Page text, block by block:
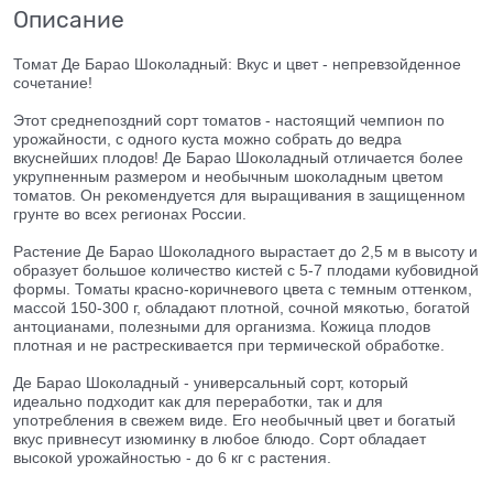
Описание
Томат Де Барао Шоколадный: Вкус и цвет - непревзойденное
сочетание!
Этот среднепоздний сорт томатов - настоящий чемпион по
урожайности, с одного куста можно собрать до ведра
вкуснейших плодов! Де Барао Шоколадный отличается более
укрупненным размером и необычным шоколадным цветом
томатов. Он рекомендуется для выращивания в защищенном
грунте во всех регионах России.
Растение Де Барао Шоколадного вырастает до 2,5 м в высоту и
образует большое количество кистей с 5-7 плодами кубовидной
формы. Томаты красно-коричневого цвета с темным оттенком,
массой 150-300 г, обладают плотной, сочной мякотью, богатой
антоцианами, полезными для организма. Кожица плодов
плотная и не растрескивается при термической обработке.
Де Барао Шоколадный - универсальный сорт, который
идеально подходит как для переработки, так и для
употребления в свежем виде. Его необычный цвет и богатый
вкус привнесут изюминку в любое блюдо. Сорт обладает
высокой урожайностью - до 6 кг с растения.